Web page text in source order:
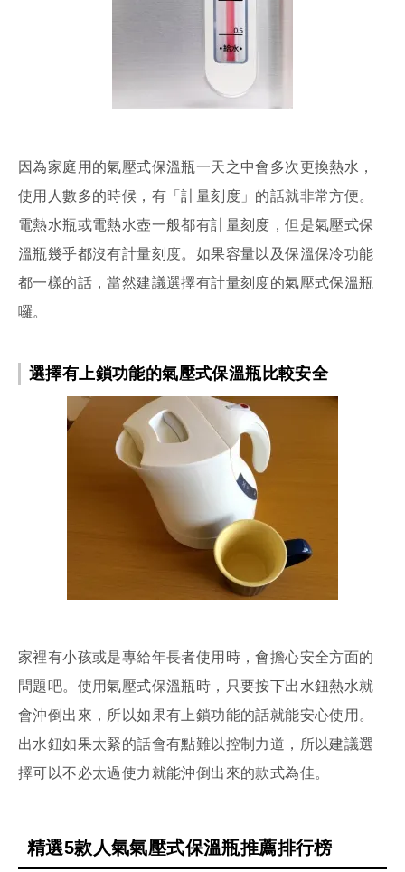
因為家庭用的氣壓式保溫瓶一天之中會多次更換熱水，
使用人數多的時候，有「計量刻度」的話就非常方便。
電熱水瓶或電熱水壺一般都有計量刻度，但是氣壓式保
溫瓶幾乎都沒有計量刻度。如果容量以及保溫保冷功能
都一樣的話，當然建議選擇有計量刻度的氣壓式保溫瓶
囉。
選擇有上鎖功能的氣壓式保溫瓶比較安全
家裡有小孩或是專給年長者使用時，會擔心安全方面的
問題吧。使用氣壓式保溫瓶時，只要按下出水鈕熱水就
會沖倒出來，所以如果有上鎖功能的話就能安心使用。
出水鈕如果太緊的話會有點難以控制力道，所以建議選
擇可以不必太過使力就能沖倒出來的款式為佳。
精選5款人氣氣壓式保溫瓶推薦排行榜